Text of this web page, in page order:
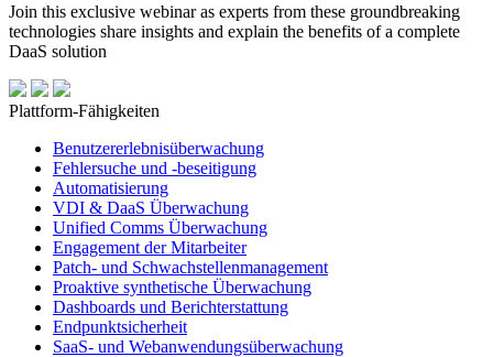
Join this exclusive webinar as experts from these groundbreaking
technologies share insights and explain the benefits of a complete
DaaS solution
Plattform-Fähigkeiten
Benutzererlebnisüberwachung
Fehlersuche und -beseitigung
Automatisierung
VDI & DaaS Überwachung
Unified Comms Überwachung
Engagement der Mitarbeiter
Patch- und Schwachstellenmanagement
Proaktive synthetische Überwachung
Dashboards und Berichterstattung
Endpunktsicherheit
SaaS- und Webanwendungsüberwachung